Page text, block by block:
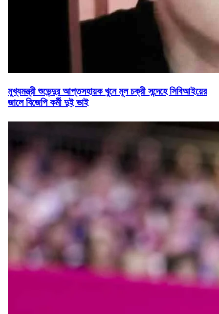
মুখ্যমন্ত্রী শুভেন্দুর আপ্তসহায়ক খুনে মূল চক্রী সন্দেহে সিবিআইয়ের
জালে বিজেপি কর্মী দুই ভাই